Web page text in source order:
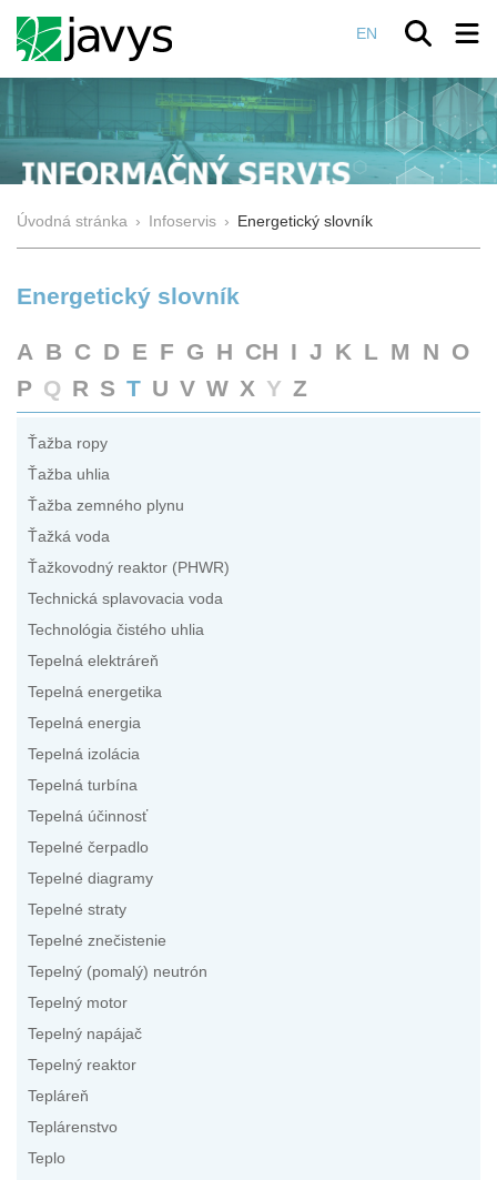
EN
Úvodná stránka › Infoservis › Energetický slovník
Energetický slovník
A B C D E F G H CH I J K L M N O
P Q R S T U V W X Y Z
Ťažba ropy
Ťažba uhlia
Ťažba zemného plynu
Ťažká voda
Ťažkovodný reaktor (PHWR)
Technická splavovacia voda
Technológia čistého uhlia
Tepelná elektráreň
Tepelná energetika
Tepelná energia
Tepelná izolácia
Tepelná turbína
Tepelná účinnosť
Tepelné čerpadlo
Tepelné diagramy
Tepelné straty
Tepelné znečistenie
Tepelný (pomalý) neutrón
Tepelný motor
Tepelný napájač
Tepelný reaktor
Tepláreň
Teplárenstvo
Teplo